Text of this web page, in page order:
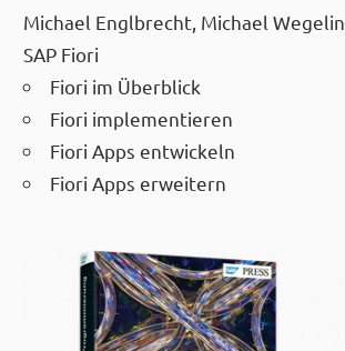
Michael Englbrecht, Michael Wegelin
SAP Fiori
Fiori im Überblick
Fiori implementieren
Fiori Apps entwickeln
Fiori Apps erweitern